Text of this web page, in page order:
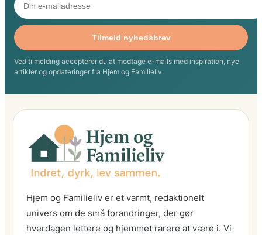
Tilmeld nyhedsbrev
Ved tilmelding accepterer du at modtage e-mails med inspiration, nye
artikler og opdateringer fra Hjem og Familieliv.
Hjem og Familieliv er et varmt, redaktionelt
univers om de små forandringer, der gør
hverdagen lettere og hjemmet rarere at være i. Vi